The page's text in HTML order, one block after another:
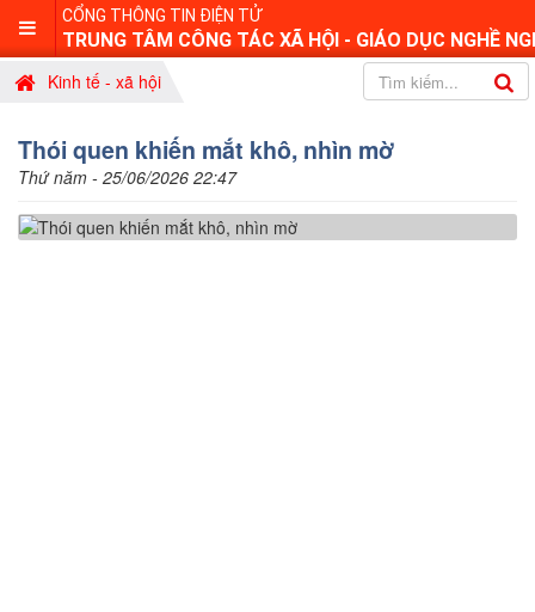
CỔNG THÔNG TIN ĐIỆN TỬ
TRUNG TÂM CÔNG TÁC XÃ HỘI - GIÁO DỤC NGHỀ
Kinh tế - xã hội
Thói quen khiến mắt khô, nhìn mờ
Thứ năm - 25/06/2026 22:47